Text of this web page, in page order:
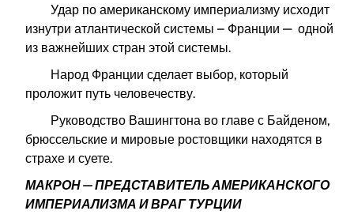
Удар по американскому империализму исходит
изнутри атлантической системы – Франции — одной
из важнейших стран этой системы.
Народ Франции сделает выбор, который
проложит путь человечеству.
Руководство Вашингтона во главе с Байденом,
брюссельские и мировые ростовщики находятся в
страхе и суете.
МАКРОН — ПРЕДСТАВИТЕЛЬ АМЕРИКАНСКОГО
ИМПЕРИАЛИЗМА И ВРАГ ТУРЦИИ